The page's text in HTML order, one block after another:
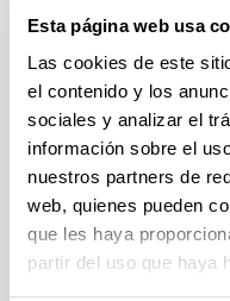
Esta página web usa
Las cookies de este
el contenido y los
sociales y analizar el
información sobre el
nuestros partners de
web, quienes pueden
que les haya
partir del uso que haya
Tarifas del servicio
Genotipado
Tarifas